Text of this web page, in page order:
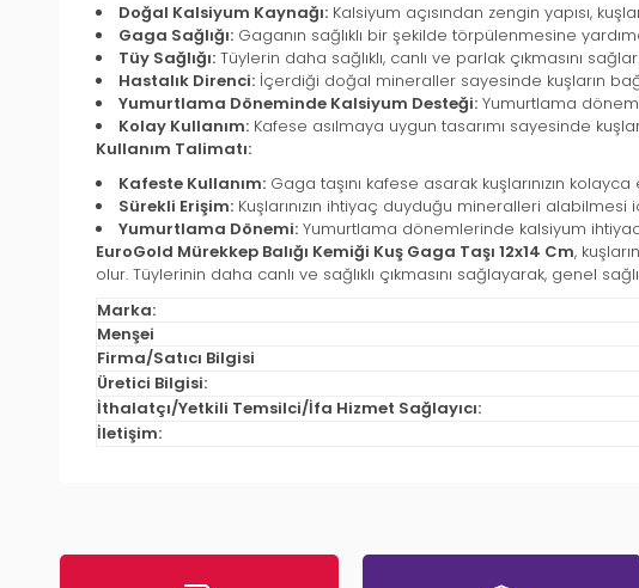
Doğal Kalsiyum Kaynağı: Kalsiyum açısından zengin yapısı,
Gaga Sağlığı: Gaganın sağlıklı bir şekilde törpülenmesine
Tüy Sağlığı: Tüylerin daha sağlıklı, canlı ve parlak çıkmasını sağlar.
Hastalık Direnci: İçerdiği doğal mineraller sayesinde kuşların
Yumurtlama Döneminde Kalsiyum Desteği: Yumurtlama
Kolay Kullanım: Kafese asılmaya uygun tasarımı sayesinde
Kullanım Talimatı:
Kafeste Kullanım: Gaga taşını kafese asarak kuşlarınızın
Sürekli Erişim: Kuşlarınızın ihtiyaç duyduğu mineralleri
Yumurtlama Dönemi: Yumurtlama dönemlerinde kalsiyum
EuroGold Mürekkep Balığı Kemiği Kuş Gaga Taşı 12x14 Cm,
olur. Tüylerinin daha canlı ve sağlıklı çıkmasını sağlayarak, genel
Marka:
Menşei
Firma/Satıcı Bilgisi
Üretici Bilgisi:
İthalatçı/Yetkili Temsilci/İfa Hizmet Sağlayıcı:
İletişim: